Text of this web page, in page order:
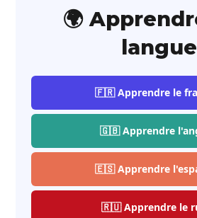
🌍
langue
🇫🇷 Apprendre le
🇬🇧 Apprendre
🇪🇸 Apprendre
🇷🇺 Apprendre le